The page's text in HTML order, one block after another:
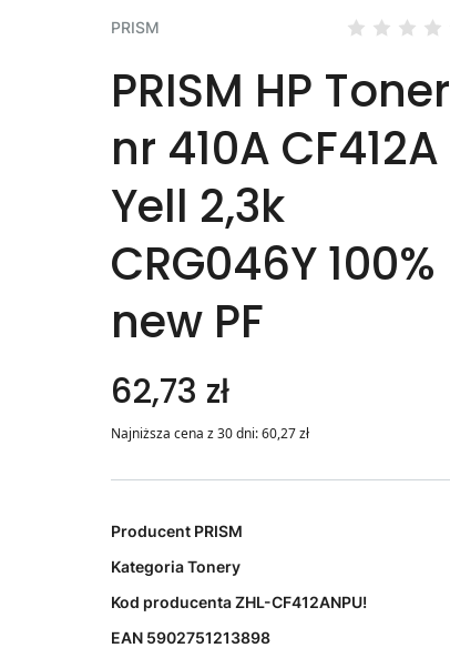
PRISM
PRISM HP Toner
nr 410A CF412A
Yell 2,3k
CRG046Y 100%
new PF
62,73 zł
Najniższa cena z 30 dni:60,27zł
Producent PRISM
KategoriaTonery
Kod producentaZHL-CF412ANPU!
EAN 5902751213898